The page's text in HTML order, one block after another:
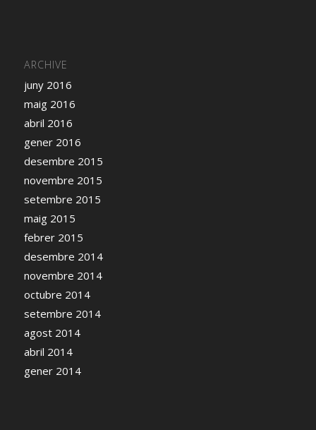
ARCHIVE
juny 2016
maig 2016
abril 2016
gener 2016
desembre 2015
novembre 2015
setembre 2015
maig 2015
febrer 2015
desembre 2014
novembre 2014
octubre 2014
setembre 2014
agost 2014
abril 2014
gener 2014